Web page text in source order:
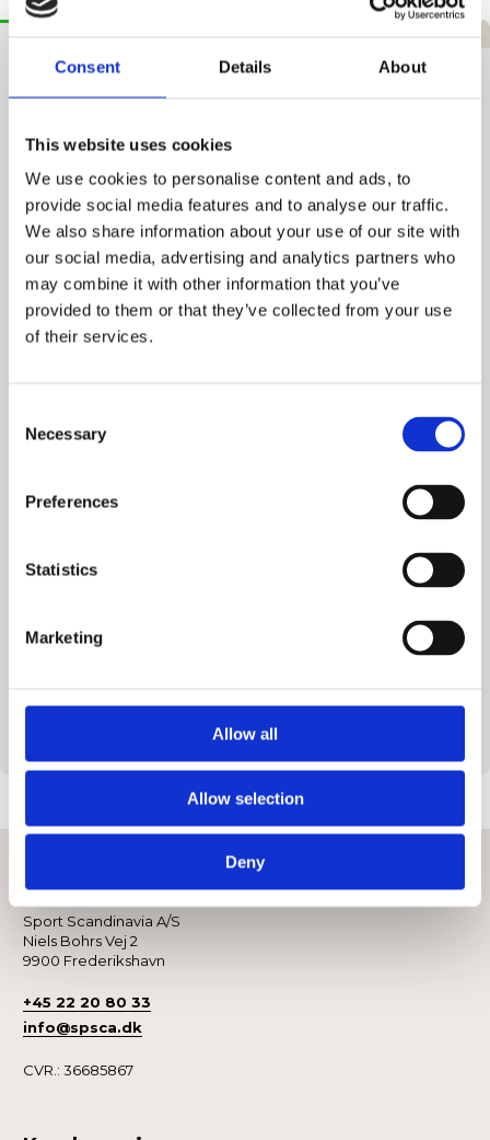
Consent Details About
This website uses cookies
We use cookies to personalise content and ads, to
provide social media features and to analyse our traffic.
We also share information about your use of our site with
our social media, advertising and analytics partners who
may combine it with other information that you’ve
provided to them or that they’ve collected from your use
of their services.
Selection
Necessary
Preferences
Statistics
Marketing
Allow all
Allow selection
Deny
En Tidløs Favorit:Dunlop Promo Cap i Strålende Rød
bringer en ekstraordinær farve til din hovedbeklædning.
Denne livlige røde nuance er altid en klassiker, og den fanger
opmærksomhed hvor end du går.
Beskyttelse mod Solen:Udover at være stilfuld er denne
kasket også en pålidelig beskyttelse mod solens stråler. Du
kan nyde udendørsaktiviteter uden bekymringer om
solskoldning.
på en sportsbegivenhed, i parken eller ude at rejse, vil denne
kasket få dig til at skille dig ud.
Dunlop er kendt for sin kvalitet og
holdbarhed. Dunlop Promo Cap i Strålende Rød leverer på
Justérbar og Komfortabel:
Med en justerbar rem kan Dunlop Promo Cap tilpasses din
Kontakt
Sport Scandinavia A/S
Niels Bohrs Vej 2
9900 Frederikshavn
+45 22 20 80 33
info@spsca.dk
CVR.: 36685867